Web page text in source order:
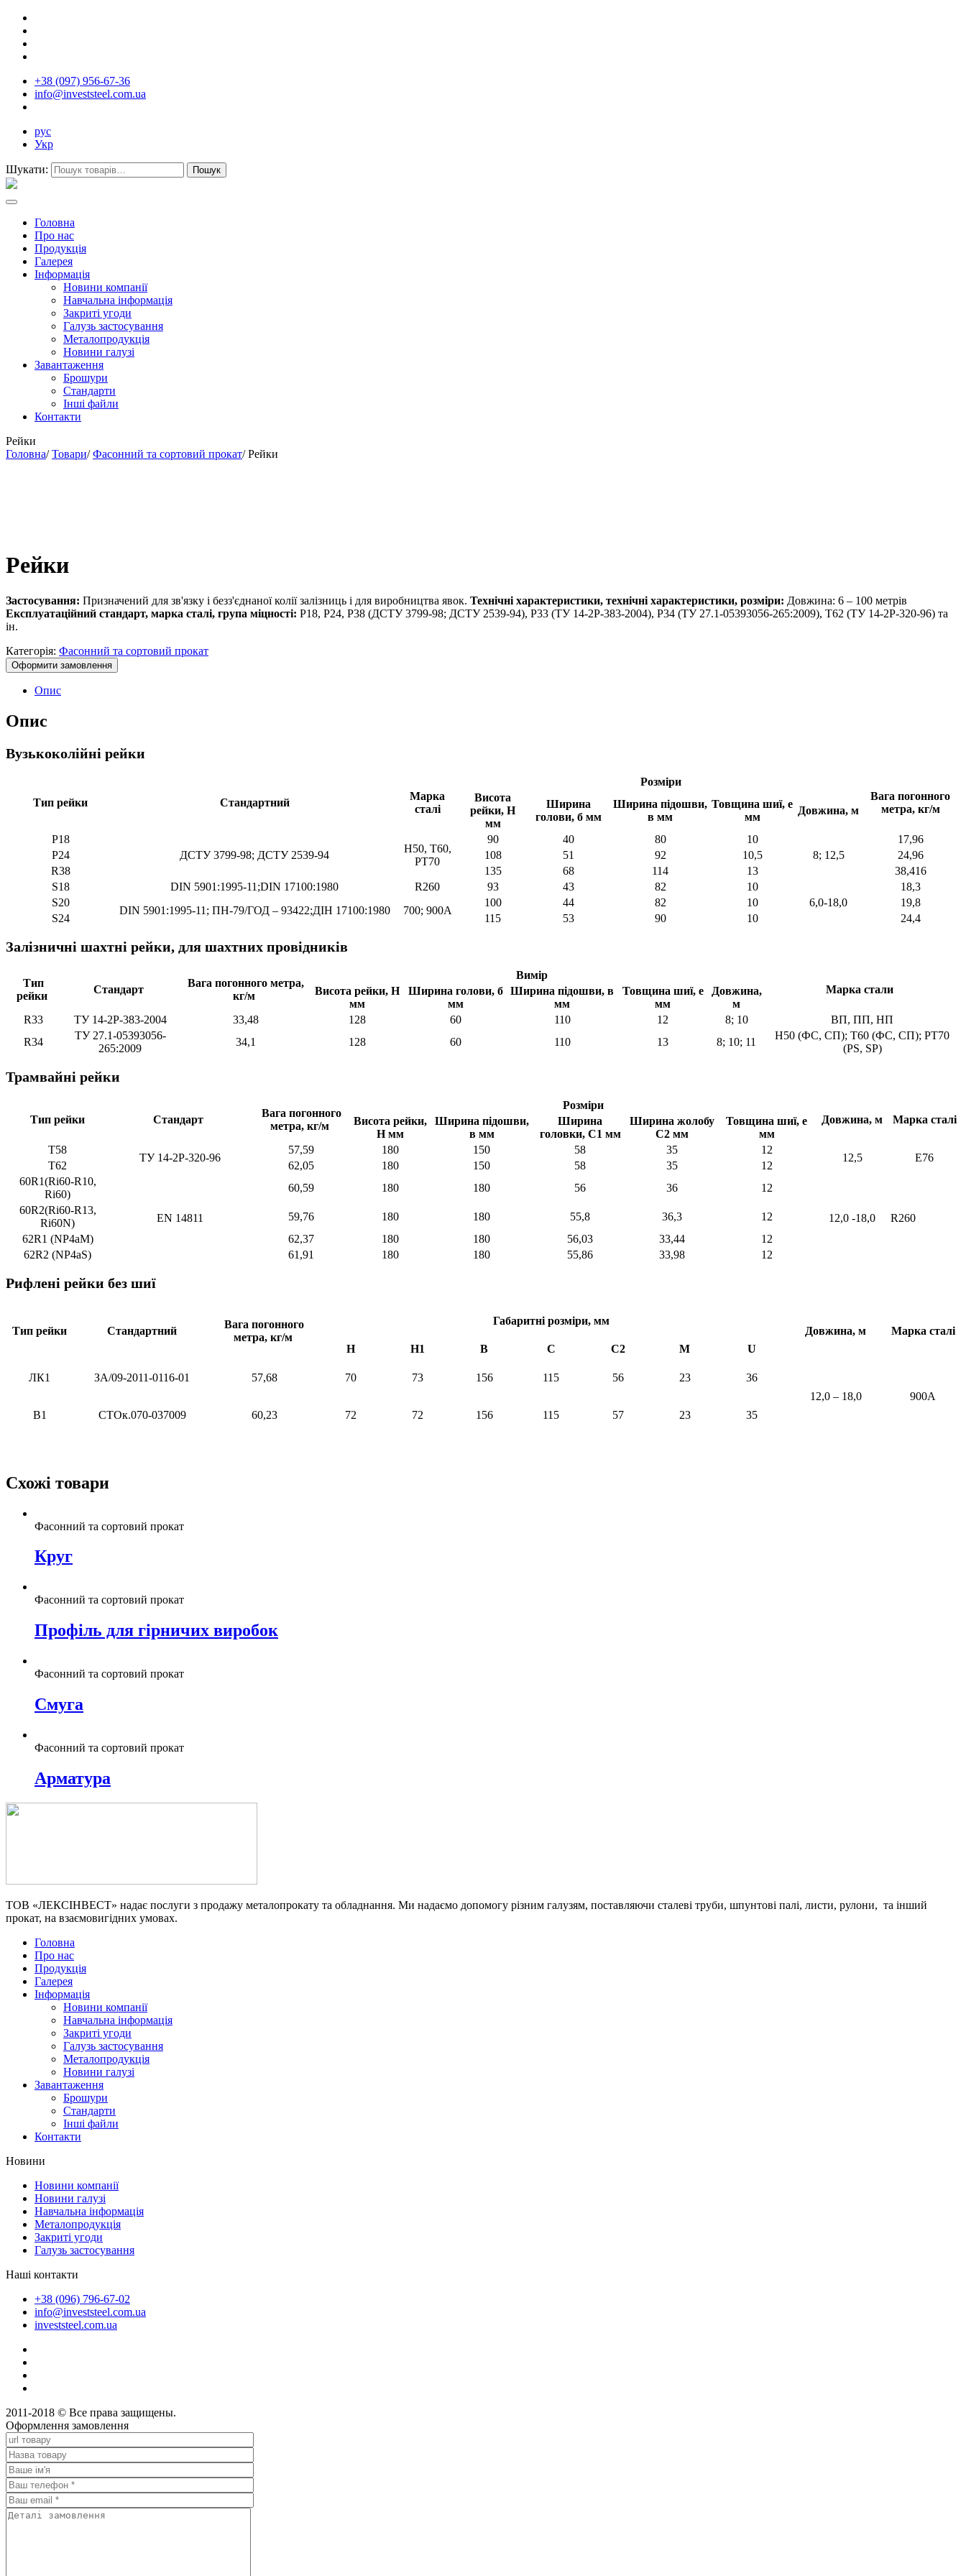
+38 (097) 956-67-36
info@investsteel.com.ua
рус
Укр
Шукати:
Головна
Про нас
Продукція
Галерея
Інформація
Новини компанії
Навчальна інформація
Закриті угоди
Галузь застосування
Металопродукція
Новини галузі
Завантаження
Брошури
Стандарти
Інші файли
Контакти
Рейки
Головна/ Товари/ Фасонний та сортовий прокат/ Рейки
Рейки
Застосування: Призначений для зв'язку і безз'єднаної колії залізниць і для виробництва явок. Технічні характеристики, технічні характеристики, розміри: Довжина: 6 – 100 метрів
Експлуатаційний стандарт, марка сталі, група міцності: Р18, Р24, Р38 (ДСТУ 3799-98; ДСТУ 2539-94), Р33 (ТУ 14-2Р-383-2004), Р34 (ТУ 27.1-05393056-265:2009), Т62 (ТУ 14-2Р-320-96) та
ін.
Категорія: Фасонний та сортовий прокат
Оформити замовлення
Опис
Опис
Вузькоколійні рейки
Тип рейки Стандартний
Марка
сталі
Розміри
Вага погонного
метра, кг/м
Висота
рейки, Н
мм
Ширина
голови, б мм
Ширина підошви,
в мм
Товщина шиї, е
мм
Довжина, м
Р18
ДСТУ 3799-98; ДСТУ 2539-94
Н50, Т60,
PT70
90 40 80
10
8; 12,5
17,96
Р24
108 51 92 10,5
24,96
R38
135 68 114 13
38,416
S18
DIN 5901:1995-11;DIN 17100:1980 R260 93 43 82
10
6,0-18,0
18,3
S20
DIN 5901:1995-11; ПН-79/ГОД – 93422;ДІН 17100:1980 700; 900А
100 44 82 10
19,8
S24
115 53 90 10 24,4
Залізничні шахтні рейки, для шахтних провідників
Тип
рейки
Стандарт
Вага погонного метра,
кг/м
Вимір
Марка стали
Висота рейки, Н
мм
Ширина голови, б
мм
Ширина підошви, в
мм
Товщина шиї, е
мм
Довжина,
м
R33
ТУ 14-2Р-383-2004 33,48 128 60 110 12 8; 10
ВП, ПП, НП
R34
ТУ 27.1-05393056-
265:2009
34,1 128 60 110 13 8; 10; 11
Н50 (ФС, СП); Т60 (ФС, СП); PT70
(PS, SP)
Трамвайні рейки
Тип рейки Стандарт
Вага погонного
метра, кг/м
Розміри
Довжина, м
Марка сталі
Висота рейки,
Н мм
Ширина підошви,
в мм
Ширина
головки, С1 мм
Ширина жолобу
С2 мм
Товщина шиї, е
мм
Т58
ТУ 14-2Р-320-96
57,59 180 150 58 35 12
12,5 Е76
Т62 62,05 180 150 58 35
12
60R1(Ri60-R10,
Ri60)
EN 14811
60,59 180 180 56 36 12
12,0 -18,0 R260
60R2(Ri60-R13,
Ri60N)
59,76 180 180 55,8 36,3
12
62R1 (NP4aM)
62,37 180 180 56,03 33,44
12
62R2 (NP4aS)
61,91 180 180 55,86 33,98 12
Рифлені рейки без шиї
Тип рейки Стандартний
Вага погонного
метра, кг/м
Габаритні розміри, мм
Довжина, м
Марка сталі
H
H1 B C С2 М U
ЛК1 ЗА/09-2011-0116-01 57,68 70 73 156 115 56 23
36
12,0 – 18,0
900А
В1
СТОк.070-037009 60,23 72 72 156 115 57 23 35
Схожі товари
Фасонний та сортовий прокат
Круг
Фасонний та сортовий прокат
Профіль для гірничих виробок
Фасонний та сортовий прокат
Смуга
Фасонний та сортовий прокат
Арматура
ТОВ «ЛЕКСІНВЕСТ» надає послуги з продажу металопрокату та обладнання. Ми надаємо допомогу різним галузям, поставляючи сталеві труби, шпунтові палі, листи, рулони, та інший
прокат, на взаємовигідних умовах.
Головна
Про нас
Продукція
Галерея
Інформація
Новини компанії
Навчальна інформація
Закриті угоди
Галузь застосування
Металопродукція
Новини галузі
Завантаження
Брошури
Стандарти
Інші файли
Контакти
Новини
Новини компанії
Новини галузі
Навчальна інформація
Металопродукція
Закриті угоди
Галузь застосування
Наші контакти
+38 (096) 796-67-02
info@investsteel.com.ua
investsteel.com.ua
2011-2018 © Все права защищены.
Оформлення замовлення